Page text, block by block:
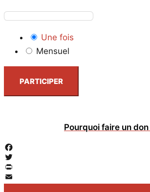
Une fois
Mensuel
PARTICIPER
Pourquoi faire un don
Facebook
Twitter
PrintFriendly
Email